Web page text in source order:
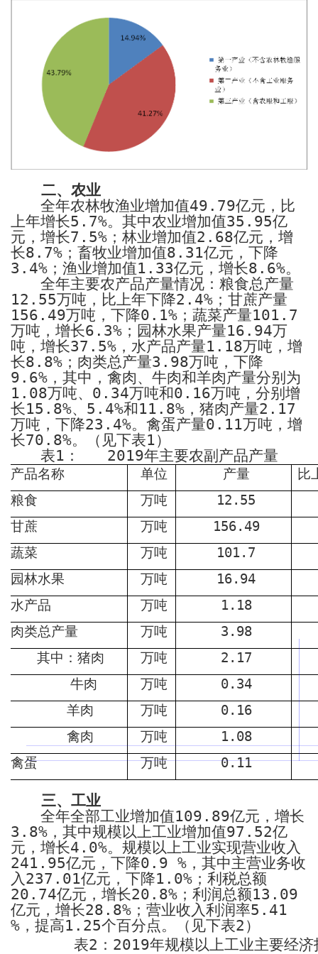
二、农业
全年农林牧渔业增加值49.79亿元，比
上年增长5.7%。其中农业增加值35.95亿
元，增长7.5% ；林业增加值2.68亿元，增
长8.7% ；畜牧业增加值8.31亿元，下降
3.4% ；渔业增加值1.33亿元，增长8.6%。
全年主要农产品产量情况：粮食总产量
12.55万吨，比上年下降2.4% ；甘蔗产量
156.49万吨，下降0.1% ；蔬菜产量101.7
万吨，增长6.3% ；园林水果产量16.94万
吨，增长37.5% ，水产品产量1.18万吨，增
长8.8% ；肉类总产量3.98万吨，下降
9.6% ，其中，禽肉、牛肉和羊肉产量分别为
1.08万吨、 0.34万吨和0.16万吨，分别增
长15.8%、 5.4%和11.8% ，猪肉产量2.17
万吨，下降23.4%。禽蛋产量0.11万吨，增
长70.8%。（见下表1）
表1 ： 2019年主要农副产品产量
产品名称 单位 产量
比
粮食
万吨
12.55
甘蔗
万吨
156.49
蔬菜
万吨
101.7
园林水果
万吨
16.94
水产品
万吨
1.18
肉类总产量
万吨
3.98
其中：猪肉
万吨
2.17
牛肉
万吨
0.34
羊肉
万吨
0.16
禽肉
万吨
1.08
禽蛋
万吨 0.11
三、工业
全年全部工业增加值109.89亿元，增长
3.8% ，其中规模以上工业增加值97.52亿
元，增长4.0%。规模以上工业实现营业收入
241.95亿元，下降0.9 % ，其中主营业务收
入 237.01亿元，下降1.0% ；利税总额
20.74亿元，增长20.8% ；利润总额13.09
亿元，增长28.8% ；营业收入利润率5.41
% ，提高1.25个百分点。（见下表2 ）
表2 ： 2019年规模以上工业主要经济